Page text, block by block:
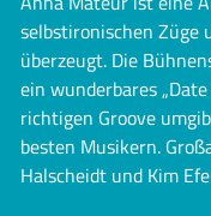
selbstironischen Züge
überzeugt. Die
ein wunderbares
richtigen Groove
besten Musikern.
Halscheidt und Kim